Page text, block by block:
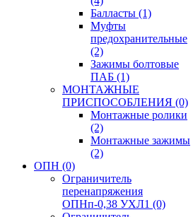
Балласты (1)
Муфты
предохранительные
(2)
Зажимы болтовые
ПАБ (1)
МОНТАЖНЫЕ
ПРИСПОСОБЛЕНИЯ (0)
Монтажные ролики
(2)
Монтажные зажимы
(2)
ОПН (0)
Ограничитель
перенапряжения
ОПНп-0,38 УХЛ1 (0)